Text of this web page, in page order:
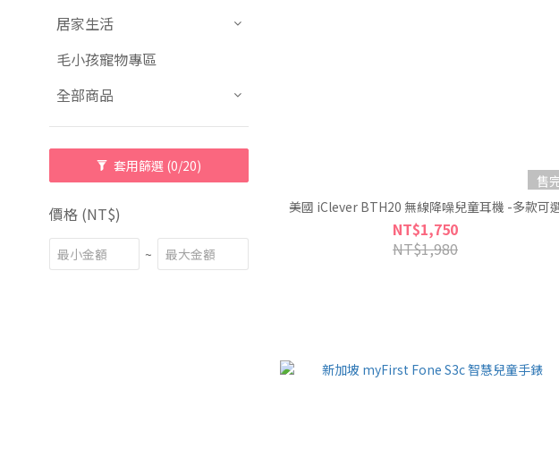
居家生活
毛小孩寵物專區
全部商品
套用篩選 (0/20)
價格 (NT$)
~
售
美國 iClever BTH20 無線降噪兒童耳機 -多款可
NT$1,750
NT$1,980